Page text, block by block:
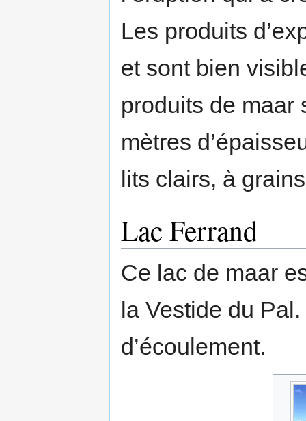
Les produits
et sont bien
produits de maar
mètres
lits clairs, à
Lac Ferrand
Ce lac de maar
la Vestide du
d’écoulement.